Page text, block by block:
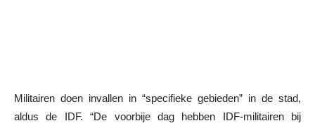
Militairen doen invallen in “specifieke gebieden” in de stad,
aldus de IDF. “De voorbije dag hebben IDF-militairen bij